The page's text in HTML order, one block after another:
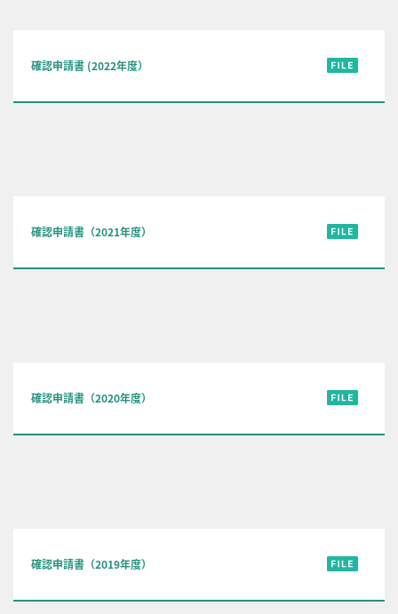
確認申請書 (2022年度）
確認申請書（2021年度）
確認申請書（2020年度）
確認申請書（2019年度）